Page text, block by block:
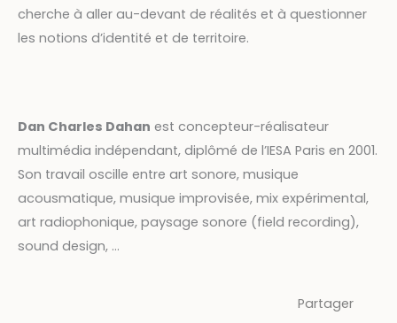
cherche à aller au-devant de réalités et à questionner
les notions d’identité et de territoire.
Dan Charles Dahan est concepteur-réalisateur
multimédia indépendant, diplômé de l’IESA Paris en 2001.
Son travail oscille entre art sonore, musique
acousmatique, musique improvisée, mix expérimental,
art radiophonique, paysage sonore (field recording),
sound design, …
Partager